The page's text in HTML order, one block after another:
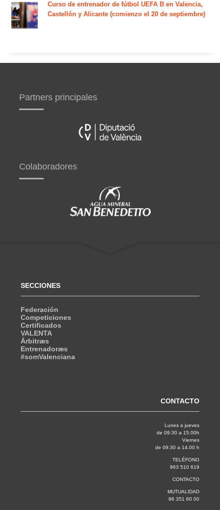
Curso de entrenador de fútbol UEFA B en Valencia,
Castellón y Alicante (comienzo el 20 de septiembre)
Partners principales
Colaboradores
SECCIONES
Federación
Competiciones
Certificados
VALENTA
Árbitræs
Entrenadoræs
#somValenciana
CONTACTO
Lunes a jueves
de 09:30 a 15.00h
Viernes
de 09:30 a 14.00 h
TELÉFONO
963 510 619
CONTACTO
MUTUALIDAD
96 351 60 00